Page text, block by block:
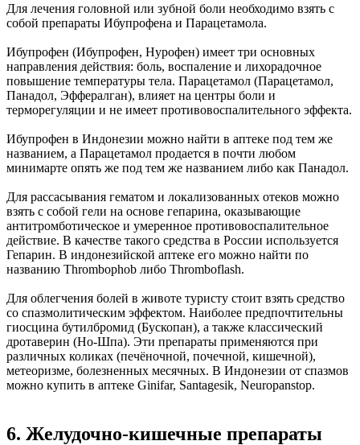
Для лечения головной или зубной боли необходимо взять с
собой препараты Ибупрофена и Парацетамола.
Ибупрофен (Ибупрофен, Нурофен) имеет три основных
направления действия: боль, воспаление и лихорадочное
повышение температуры тела. Парацетамол (Парацетамол,
Панадол, Эффералган), влияет на центры боли и
терморегуляции и не имеет противовоспалительного эффекта.
Ибупрофен в Индонезии можно найти в аптеке под тем же
названием, а Парацетамол продается в почти любом
минимарте опять же под тем же названием либо как Панадол.
Для рассасывания гематом и локализованных отеков можно
взять с собой гели на основе гепарина, оказывающие
антитромботическое и умеренное противовоспалительное
действие. В качестве такого средства в России используется
Гепарин. В индонезийской аптеке его можно найти по
названию Thrombophob либо Thromboflash.
Для облегчения болей в животе туристу стоит взять средство
со спазмолитическим эффектом. Наиболее предпочтительны
гиосцина бутилбромид (Бускопан), а также классический
дротаверин (Но-Шпа). Эти препараты применяются при
различных коликах (печёночной, почечной, кишечной),
метеоризме, болезненных месячных. В Индонезии от спазмов
можно купить в аптеке Ginifar, Santagesik, Neuropanstop.
6. Желудочно-кишечные препараты